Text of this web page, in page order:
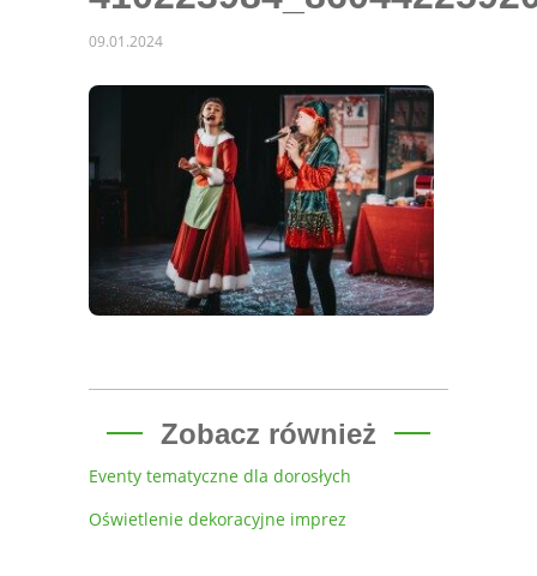
09.01.2024
Zobacz również
Eventy tematyczne dla dorosłych
Oświetlenie dekoracyjne imprez